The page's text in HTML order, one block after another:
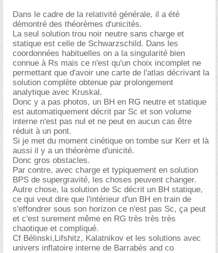
Dans le cadre de la relativité générale, il a été
démontré des théorèmes d'unicités.
La seul solution trou noir neutre sans charge et
statique est celle de Schwarzschild. Dans les
coordonnées habituelles on a la singularité bien
connue à Rs mais ce n'est qu'un choix incomplet ne
permettant que d'avoir une carte de l'atlas décrivant la
solution complète obtenue par prolongement
analytique avec Kruskal.
Donc y a pas photos, un BH en RG neutre et statique
est automatiquement décrit par Sc et son volume
interne n'est pas nul et ne peut en aucun cas être
réduit à un pont.
Si je met du moment cinétique on tombe sur Kerr et là
aussi il y a un théorème d'unicité.
Donc gros obstacles.
Par contre, avec charge et typiquement en solution
BPS de supergravité, les choses peuvent changer.
Autre chose, la solution de Sc décrit un BH statique,
ce qui veut dire que l'intérieur d'un BH en train de
s'effondrer sous son horizon ce n'est pas Sc, ça peut
et c'est surement même en RG très très très
chaotique et compliqué.
Cf Bélinski,Lifshitz, Kalatnikov et les solutions avec
univers inflatoire interne de Barrabès and co